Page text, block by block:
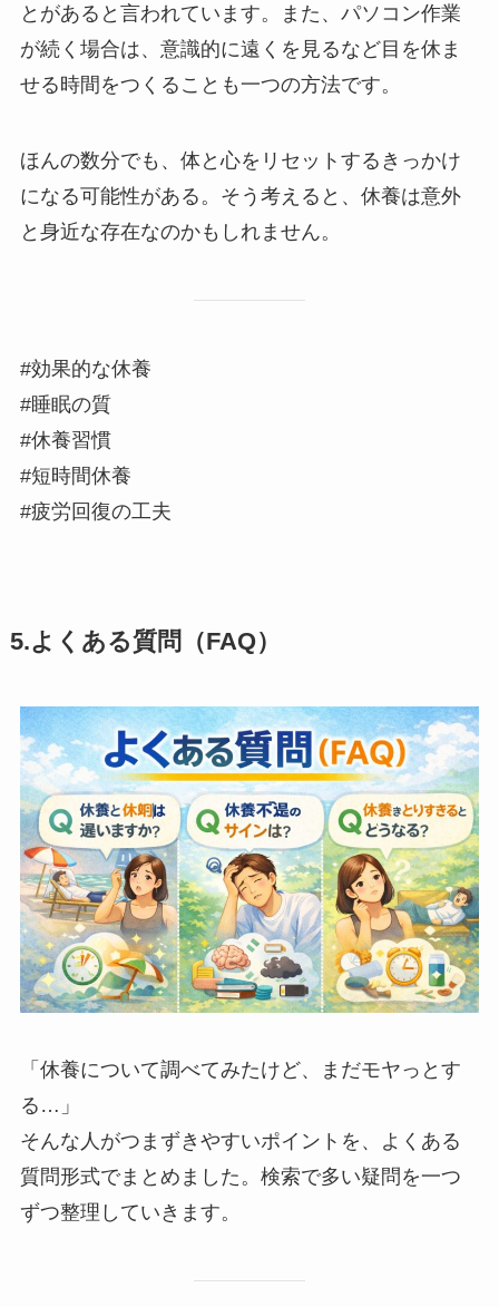
とがあると言われています。また、パソコン作業
が続く場合は、意識的に遠くを見るなど目を休ま
せる時間をつくることも一つの方法です。
ほんの数分でも、体と心をリセットするきっかけ
になる可能性がある。そう考えると、休養は意外
と身近な存在なのかもしれません。
#効果的な休養
#睡眠の質
#休養習慣
#短時間休養
#疲労回復の工夫
5.よくある質問（FAQ）
「休養について調べてみたけど、まだモヤっとす
る…」
そんな人がつまずきやすいポイントを、よくある
質問形式でまとめました。検索で多い疑問を一つ
ずつ整理していきます。